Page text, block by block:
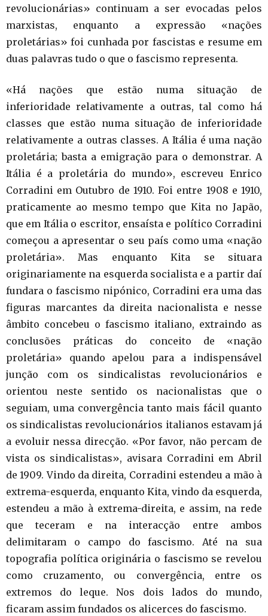
revolucionárias» continuam a ser evocadas pelos
marxistas, enquanto a expressão «nações
proletárias» foi cunhada por fascistas e resume em
duas palavras tudo o que o fascismo representa.
«Há nações que estão numa situação de
inferioridade relativamente a outras, tal como há
classes que estão numa situação de inferioridade
relativamente a outras classes. A Itália é uma nação
proletária; basta a emigração para o demonstrar. A
Itália é a proletária do mundo», escreveu Enrico
Corradini em Outubro de 1910. Foi entre 1908 e 1910,
praticamente ao mesmo tempo que Kita no Japão,
que em Itália o escritor, ensaísta e político Corradini
começou a apresentar o seu país como uma «nação
proletária». Mas enquanto Kita se situara
originariamente na esquerda socialista e a partir daí
fundara o fascismo nipónico, Corradini era uma das
figuras marcantes da direita nacionalista e nesse
âmbito concebeu o fascismo italiano, extraindo as
conclusões práticas do conceito de «nação
proletária» quando apelou para a indispensável
junção com os sindicalistas revolucionários e
orientou neste sentido os nacionalistas que o
seguiam, uma convergência tanto mais fácil quanto
os sindicalistas revolucionários italianos estavam já
a evoluir nessa direcção. «Por favor, não percam de
vista os sindicalistas», avisara Corradini em Abril
de 1909. Vindo da direita, Corradini estendeu a mão à
extrema-esquerda, enquanto Kita, vindo da esquerda,
estendeu a mão à extrema-direita, e assim, na rede
que teceram e na interacção entre ambos
delimitaram o campo do fascismo. Até na sua
topografia política originária o fascismo se revelou
como cruzamento, ou convergência, entre os
extremos do leque. Nos dois lados do mundo,
ficaram assim fundados os alicerces do fascismo.